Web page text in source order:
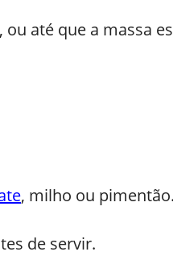
até que a massa
, milho ou pimentão.
de servir.